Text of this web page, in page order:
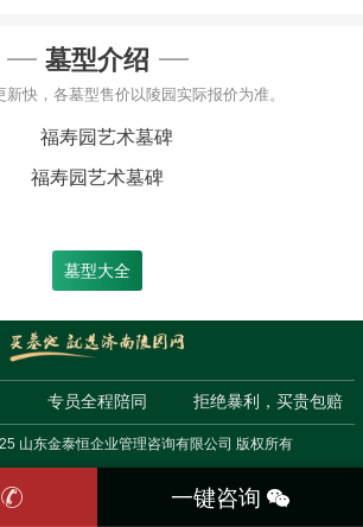
墓型介绍
新快，各墓型售价以陵园实际报价为准。
福寿园艺术墓碑
墓型大全
专员全程陪同 拒绝暴利，买贵包赔
山东金泰恒企业管理咨询有限公司 版权所有
一键咨询